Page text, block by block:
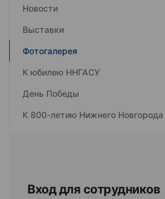
Новости
Выставки
Фотогалерея
К юбилею ННГАСУ
День Победы
К 800-летию Нижнего Новгорода
Вход для сотрудников